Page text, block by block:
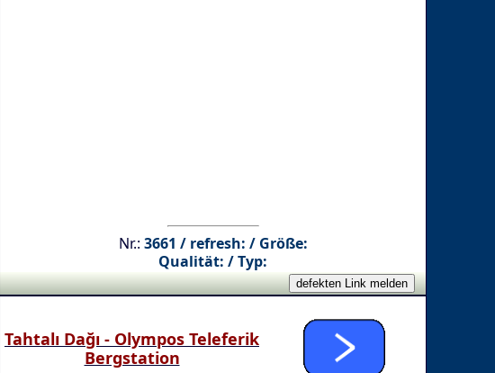
Nr.: 3661 / refresh: / Größe:
Qualität: / Typ:
Tahtalı Dağı - Olympos Teleferik
Bergstation